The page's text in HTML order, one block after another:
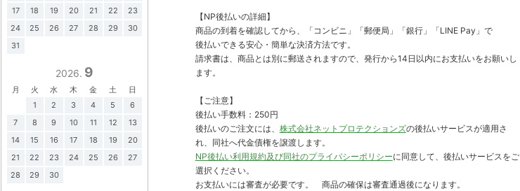
【NP後払いの詳細】
商品の到着を確認してから、「コンビニ」「郵便局」「銀行」「LINE Pay」で
後払いできる安心・簡単な決済方法です。
請求書は、商品とは別に郵送されますので、発行から14日以内にお支払いをお願いし
ます。
【ご注意】
後払い手数料：250円
後払いのご注文には、 株式会社ネットプロテクションズの後払いサービスが適用さ
れ、同社へ代金債権を譲渡します。
NP後払い利用規約及び同社のプライバシーポリシーに同意して、後払いサービスをご
選択ください。
お支払いには審査が必要です。 商品の確保は審査通過後になります。
17
18 19 20 21 22
23
24
25 26 27 28 29
30
31
2026. 9
月 火 水 木 金 土
日
1
2 3 4 5
6
7
8 9 10 11 12
13
14
15 16 17 18 19
20
21
22 23 24 25 26
27
28
29 30